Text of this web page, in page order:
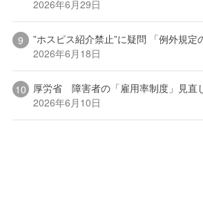
2026年6月29日
”ホスピス紹介禁止”に疑問 「例外規定
2026年6月18日
厚労省 障害者の「雇用率制度」見直
2026年6月10日